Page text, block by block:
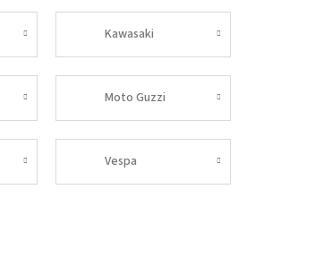
Kawasaki
Moto Guzzi
Vespa